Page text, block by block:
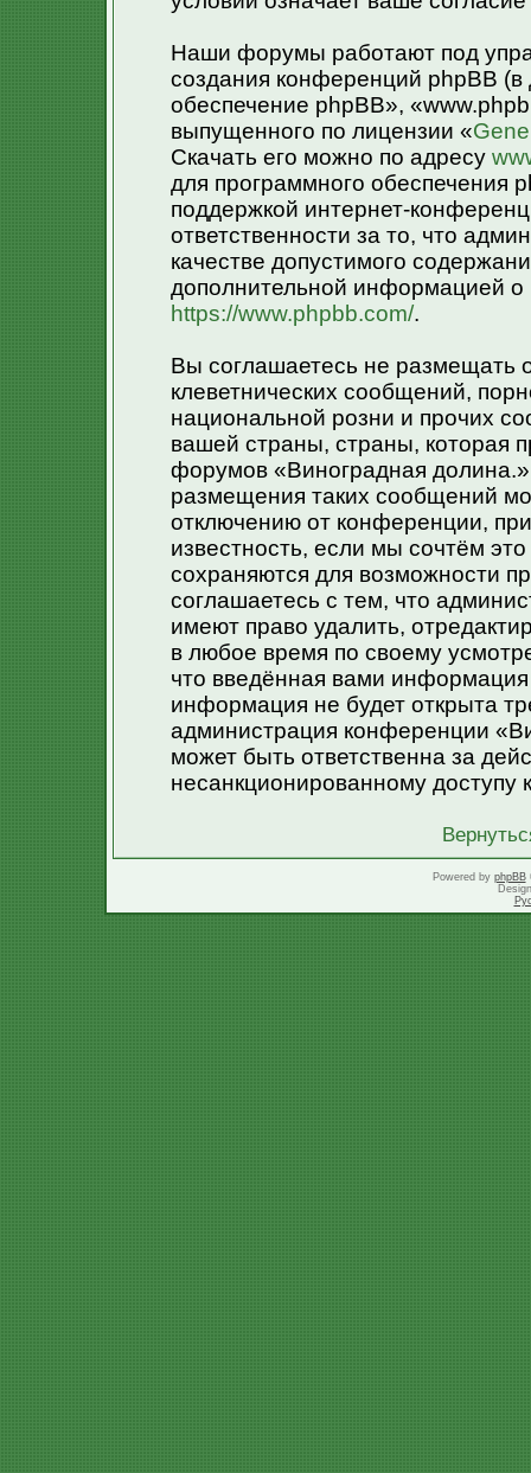
Наши форумы работают под
создания конференций phpBB
обеспечение phpBB»,
выпущенного по лицензии «
Скачать его можно по адресу
для программного обеспечения
поддержкой интернет-
ответственности за то, что
качестве допустимого
дополнительной информацией
https://www.phpbb.com/.
Вы соглашаетесь не размещать
клеветнических сообщений,
национальной розни и прочих
вашей страны, страны, которая
форумов «Виноградная
размещения таких сообщений
отключению от конференции,
известность, если мы сочтём
сохраняются для возможности
соглашаетесь с тем, что
имеют право удалить,
в любое время по своему
что введённая вами
информация не будет открыта
администрация конференции
может быть ответственна за
несанкционированному доступу
Powered by phpBB